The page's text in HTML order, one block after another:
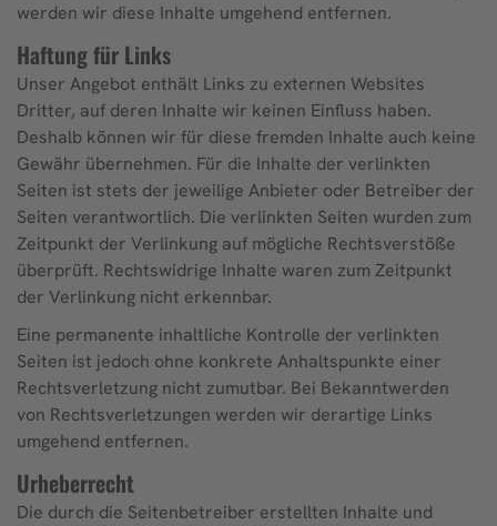
werden wir diese Inhalte umgehend entfernen.
Haftung für Links
Unser Angebot enthält Links zu externen Websites
Dritter, auf deren Inhalte wir keinen Einfluss haben.
Deshalb können wir für diese fremden Inhalte auch keine
Gewähr übernehmen. Für die Inhalte der verlinkten
Seiten ist stets der jeweilige Anbieter oder Betreiber der
Seiten verantwortlich. Die verlinkten Seiten wurden zum
Zeitpunkt der Verlinkung auf mögliche Rechtsverstöße
überprüft. Rechtswidrige Inhalte waren zum Zeitpunkt
der Verlinkung nicht erkennbar.
Eine permanente inhaltliche Kontrolle der verlinkten
Seiten ist jedoch ohne konkrete Anhaltspunkte einer
Rechtsverletzung nicht zumutbar. Bei Bekanntwerden
von Rechtsverletzungen werden wir derartige Links
umgehend entfernen.
Urheberrecht
Die durch die Seitenbetreiber erstellten Inhalte und